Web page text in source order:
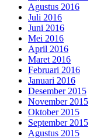
Agustus 2016
Juli 2016
Juni 2016
Mei 2016
April 2016
Maret 2016
Februari 2016
Januari 2016
Desember 2015
November 2015
Oktober 2015
September 2015
Agustus 2015